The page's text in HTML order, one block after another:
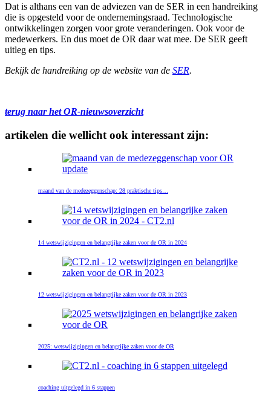
Dat is althans een van de adviezen van de SER in een handreiking
die is opgesteld voor de ondernemingsraad. Technologische
ontwikkelingen zorgen voor grote veranderingen. Ook voor de
medewerkers. En dus moet de OR daar wat mee. De SER geeft
uitleg en tips.
Bekijk de handreiking op de website van de SER.
terug naar het OR-nieuwsoverzicht
artikelen die wellicht ook interessant zijn:
maand van de medezeggenschap: 28 praktische tips…
14 wetswijzigingen en belangrijke zaken voor de OR in 2024
12 wetswijzigingen en belangrijke zaken voor de OR in 2023
2025: wetswijzigingen en belangrijke zaken voor de OR
coaching uitgelegd in 6 stappen